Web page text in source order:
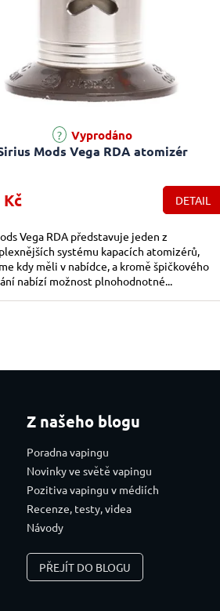
Mods Vega RDA atomizér
Vyprodáno
Kč DETAIL
Vega RDA představuje jeden z
systému kapacích atomizérů,
kdy měli v nabídce, a kromě špičkového
nabízí možnost plnohodnotné...
Z našeho blogu
Poradna vapingu
Novinky ve světě vapingu
Pozitiva vapingu v médiích
Recenze, testy, videa
Návody
PŘEJÍT DO BLOGU